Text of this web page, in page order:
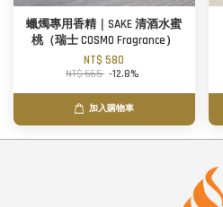
蠟燭專用香精｜SAKE 清酒水蜜
桃（瑞士 COSMO Fragrance）
NT$ 580
NT$ 665 -12.8%
加入購物車